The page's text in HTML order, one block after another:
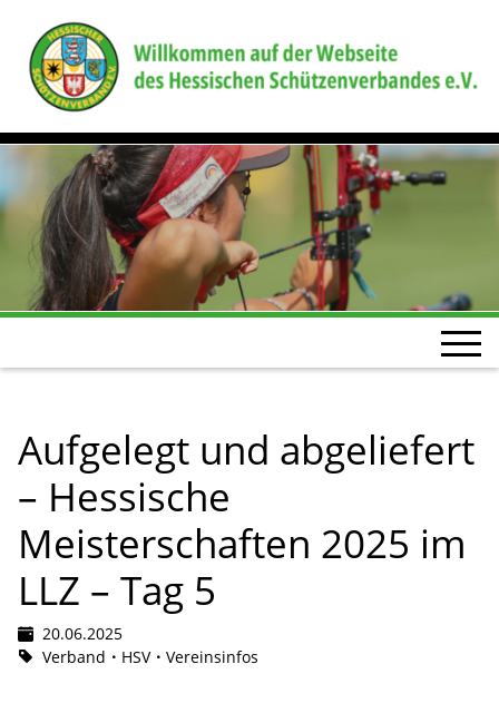
Aufgelegt und abgeliefert
– Hessische
Meisterschaften 2025 im
LLZ – Tag 5
20.06.2025
Verband
HSV Vereinsinfos